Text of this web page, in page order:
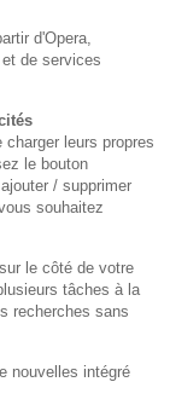
d'Opera,
de services
leurs propres
le bouton
/ supprimer
souhaitez
le côté de votre
tâches à la
recherches sans
nouvelles intégré